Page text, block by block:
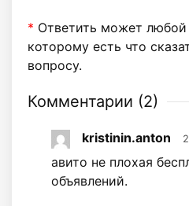
* Ответить может любой
которому есть что
вопросу.
Комментарии (2)
kristinin.anton
авито не плохая
объявлений.